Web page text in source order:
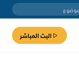
البث المباشر